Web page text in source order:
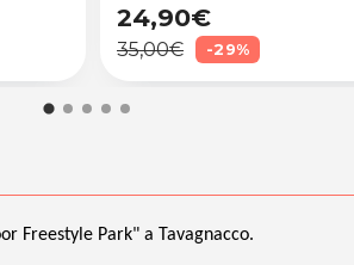
24,90€
35,00€ -29%
Freestyle Park" a Tavagnacco.